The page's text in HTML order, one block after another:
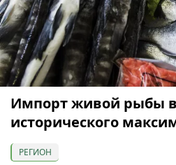
Импорт живой рыбы в
исторического
РЕГИОН